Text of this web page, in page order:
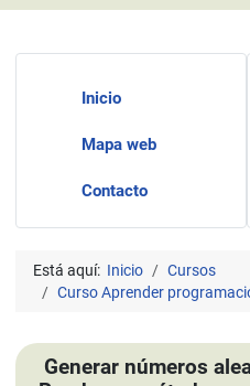
Inicio
Mapa web
Contacto
Está aquí: Inicio
Cursos
Curso Aprender
Generar números